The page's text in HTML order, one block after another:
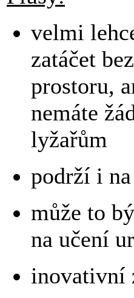
velmi
zatáčet
prostoru,
nemáte
lyžařům
podrží i
může to
na učení
inovativní